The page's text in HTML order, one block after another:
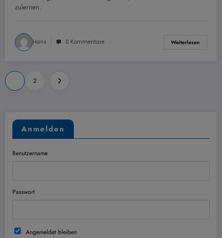
zulernen.
Hans 0 Kommentare Weiterlesen
Seitennummerierung
der
2
Anmelden
Benutzername
Passwort
Angemeldet bleiben